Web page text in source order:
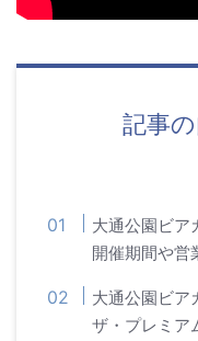
記事
大通公園ビア
開催期間や営
大通公園ビ
ザ・プレミア